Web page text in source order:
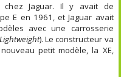
chez Jaguar. Il y avait de
E en 1961, et Jaguar avait
avec une carrosserie
Lightweight). Le constructeur va
petit modèle, la XE,